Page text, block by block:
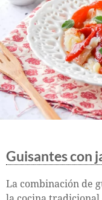
Guisantes con
La combinación de